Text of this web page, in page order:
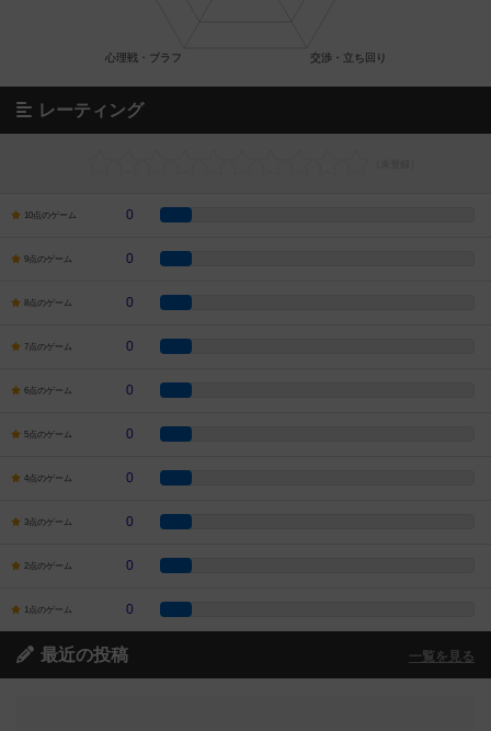
レーティング
10点のゲーム 0
9点のゲーム 0
8点のゲーム 0
7点のゲーム 0
6点のゲーム 0
5点のゲーム 0
4点のゲーム 0
3点のゲーム 0
2点のゲーム 0
1点のゲーム 0
最近の投稿 一覧を見る